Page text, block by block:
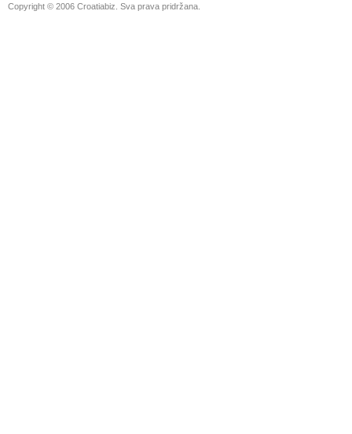
Copyright © 2006 Croatiabiz. Sva prava pridržana.